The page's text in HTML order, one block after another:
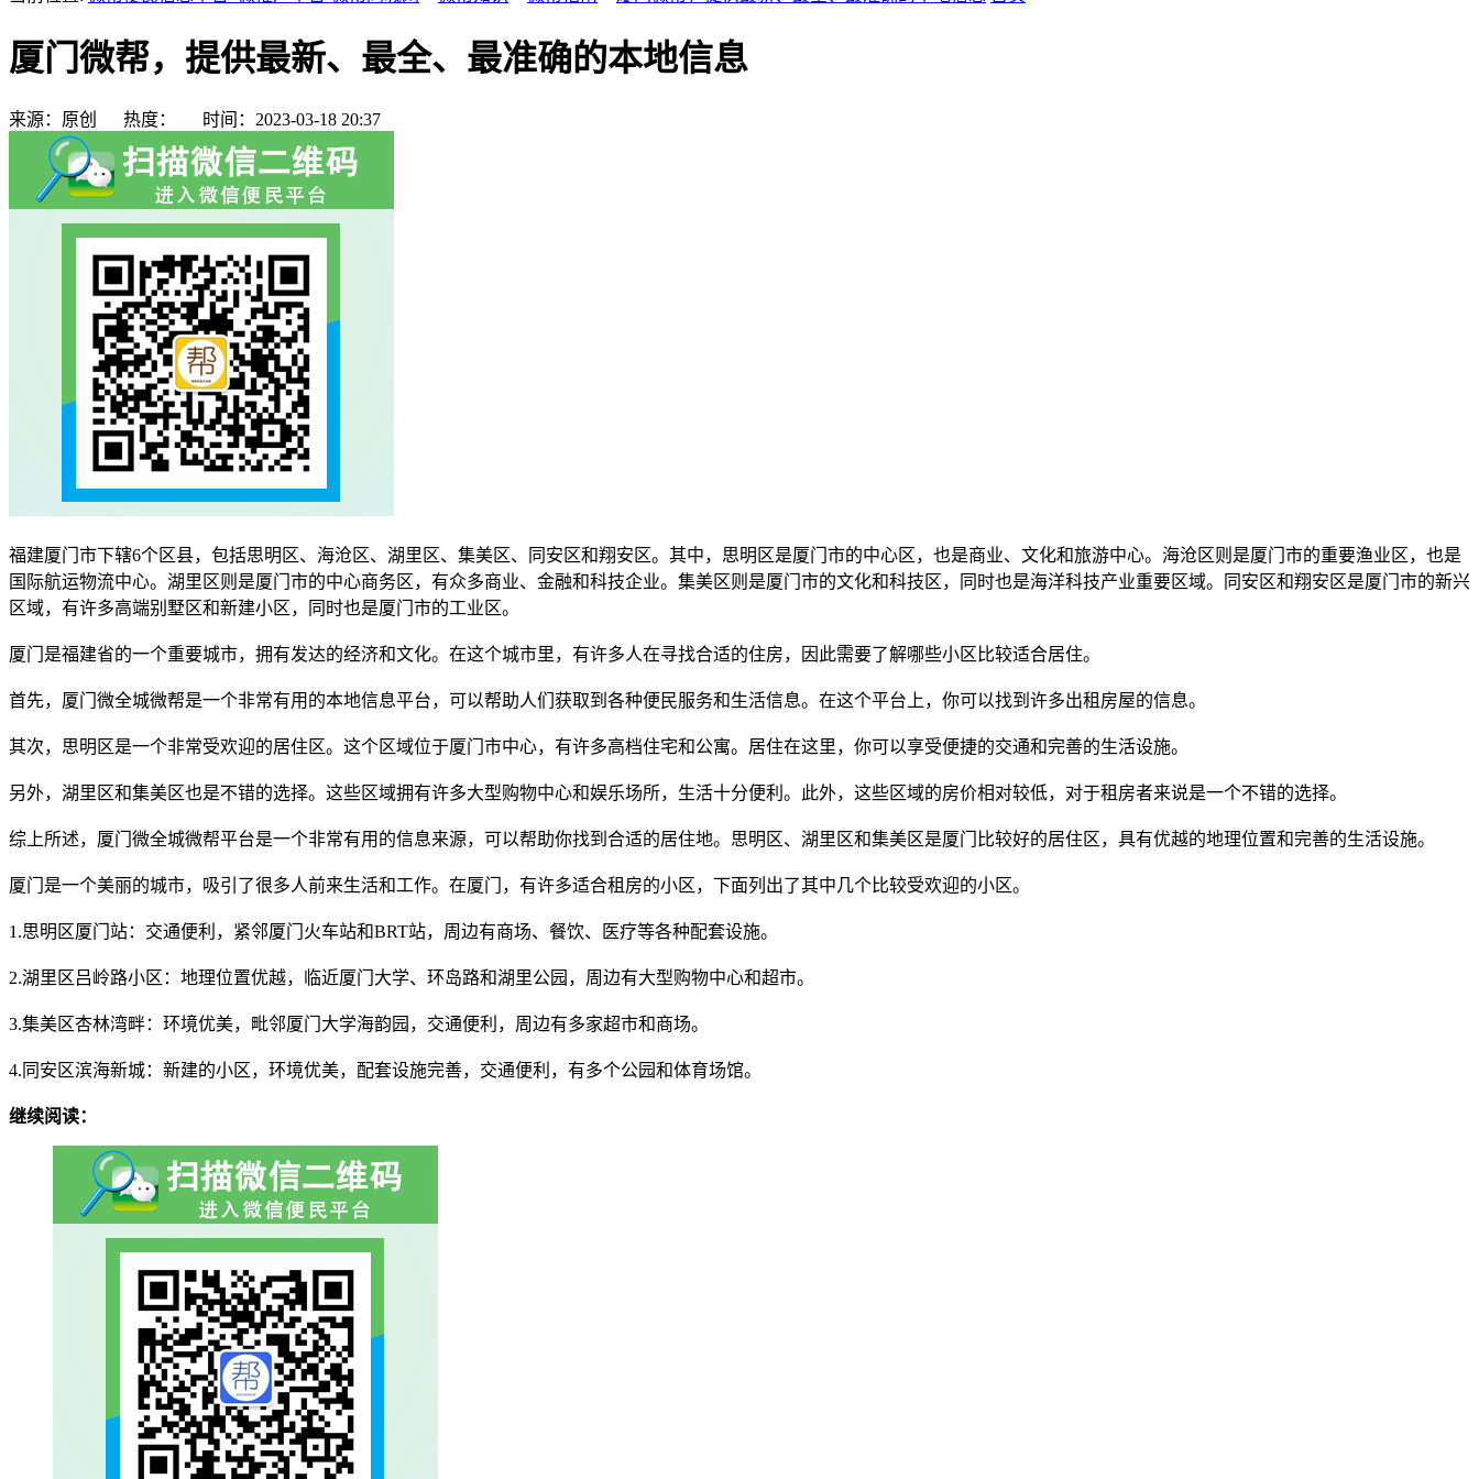
厦门微帮，提供最新、最全、最准确的本地信息
来源： 原创 热度： 时间： 2023-03-18 20:37
福建厦门市下辖6个区县，包括思明区、海沧区、湖里区、集美区、同安区和翔安区。其中，思明区是厦门市的中心区，也是商业、文化和旅游中心。海沧区则是厦门市的重要渔业区，也是
国际航运物流中心。湖里区则是厦门市的中心商务区，有众多商业、金融和科技企业。集美区则是厦门市的文化和科技区，同时也是海洋科技产业重要区域。同安区和翔安区是厦门市的新兴
区域，有许多高端别墅区和新建小区，同时也是厦门市的工业区。
厦门是福建省的一个重要城市，拥有发达的经济和文化。在这个城市里，有许多人在寻找合适的住房，因此需要了解哪些小区比较适合居住。
首先，厦门微全城微帮是一个非常有用的本地信息平台，可以帮助人们获取到各种便民服务和生活信息。在这个平台上，你可以找到许多出租房屋的信息。
其次，思明区是一个非常受欢迎的居住区。这个区域位于厦门市中心，有许多高档住宅和公寓。居住在这里，你可以享受便捷的交通和完善的生活设施。
另外，湖里区和集美区也是不错的选择。这些区域拥有许多大型购物中心和娱乐场所，生活十分便利。此外，这些区域的房价相对较低，对于租房者来说是一个不错的选择。
综上所述，厦门微全城微帮平台是一个非常有用的信息来源，可以帮助你找到合适的居住地。思明区、湖里区和集美区是厦门比较好的居住区，具有优越的地理位置和完善的生活设施。
厦门是一个美丽的城市，吸引了很多人前来生活和工作。在厦门，有许多适合租房的小区，下面列出了其中几个比较受欢迎的小区。
1.思明区厦门站：交通便利，紧邻厦门火车站和BRT站，周边有商场、餐饮、医疗等各种配套设施。
2.湖里区吕岭路小区：地理位置优越，临近厦门大学、环岛路和湖里公园，周边有大型购物中心和超市。
3.集美区杏林湾畔：环境优美，毗邻厦门大学海韵园，交通便利，周边有多家超市和商场。
4.同安区滨海新城：新建的小区，环境优美，配套设施完善，交通便利，有多个公园和体育场馆。
继续阅读：